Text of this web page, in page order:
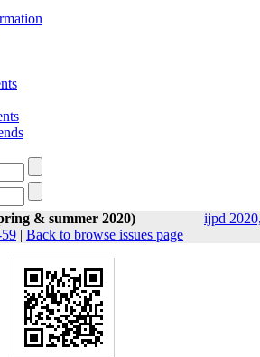
& summer 2020)
ijpd
| Back to browse issues page